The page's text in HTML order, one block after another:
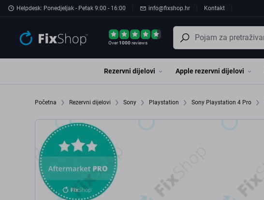
Preskočiť na hlavný obsah
Helpdesk: Ponedjeljak - Petak 9:00 - 16:00 info@fixshop.hr Kontakt
Over1000reviews
Rezervni dijelovi Apple rezervni dijelovi
Početna Rezervni dijelovi Sony Playstation Sony Playstation 4 Pro